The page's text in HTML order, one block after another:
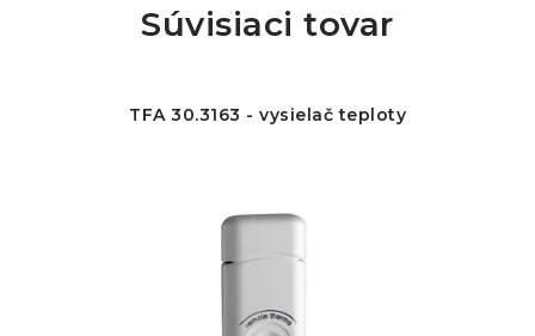
Súvisiaci tovar
TFA 30.3163 - vysielač teploty